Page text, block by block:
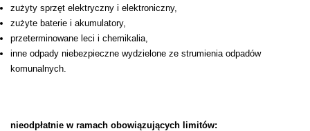
zużyty sprzęt elektryczny i elektroniczny,
zużyte baterie i akumulatory,
przeterminowane leci i chemikalia,
inne odpady niebezpieczne wydzielone ze strumienia odpadów
komunalnych.
nieodpłatnie w ramach obowiązujących limitów: